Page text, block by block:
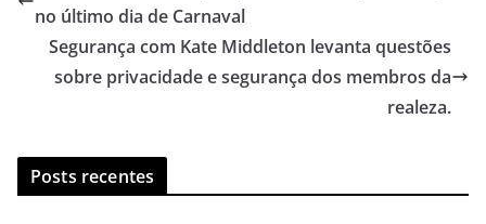
no último dia de Carnaval
Segurança com Kate Middleton levanta questões
sobre privacidade e segurança dos membros da
realeza.
Posts recentes